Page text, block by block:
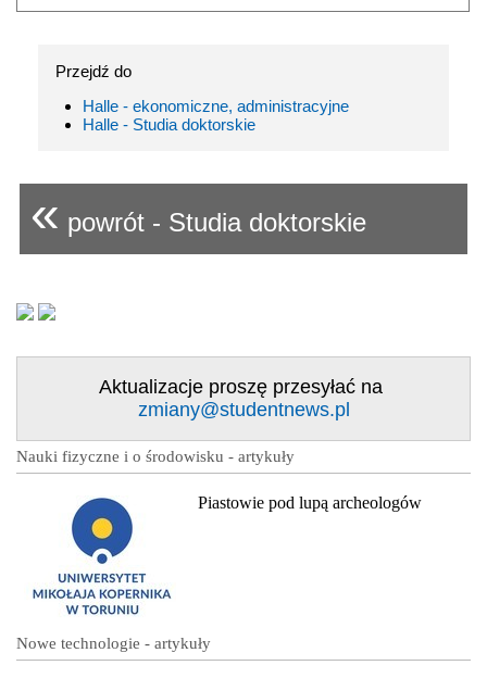
Przejdź do
Halle - ekonomiczne, administracyjne
Halle - Studia doktorskie
« powrót - Studia doktorskie
Aktualizacje proszę przesyłać na
zmiany@studentnews.pl
Nauki fizyczne i o środowisku - artykuły
Piastowie pod lupą archeologów
Nowe technologie - artykuły